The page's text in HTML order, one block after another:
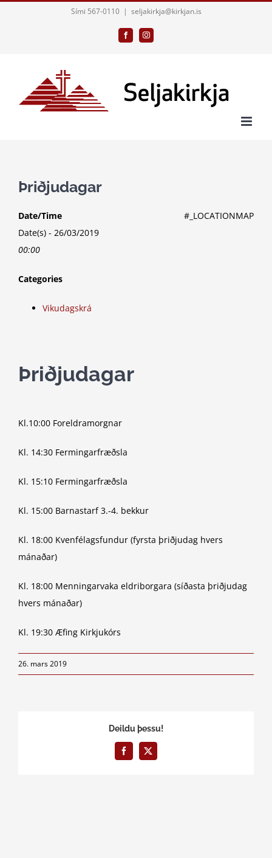
Sími 567-0110 | seljakirkja@kirkjan.is
FacebookInstagram
Þriðjudagar
#_LOCATIONMAP
Date/Time
Date(s) - 26/03/2019
00:00
Categories
Vikudagskrá
Þriðjudagar
Kl.10:00 Foreldramorgnar
Kl. 14:30 Fermingarfræðsla
Kl. 15:10 Fermingarfræðsla
Kl. 15:00 Barnastarf 3.-4. bekkur
Kl. 18:00 Kvenfélagsfundur (fyrsta þriðjudag hvers
mánaðar)
Kl. 18:00 Menningarvaka eldriborgara (síðasta þriðjudag
hvers mánaðar)
Kl. 19:30 Æfing Kirkjukórs
26. mars 2019
Deildu þessu!
Facebook
X